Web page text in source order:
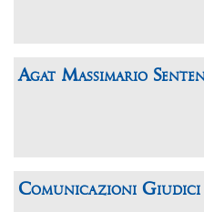
Agat Massimario
Comunicazioni Giudici